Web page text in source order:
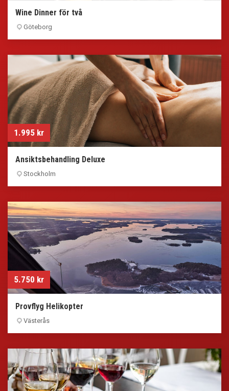
Wine Dinner för två
Göteborg
1.995 kr
Ansiktsbehandling Deluxe
Stockholm
5.750 kr
Provflyg Helikopter
Västerås